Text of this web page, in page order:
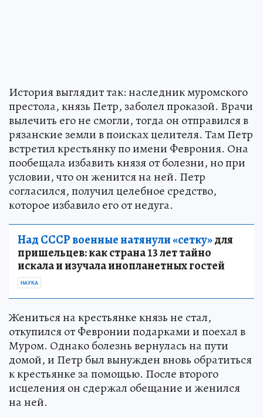
История выглядит так: наследник муромского
престола, князь Петр, заболел проказой. Врачи
вылечить его не смогли, тогда он отправился в
рязанские земли в поисках целителя. Там Петр
встретил крестьянку по имени Феврония. Она
пообещала избавить князя от болезни, но при
условии, что он женится на ней. Петр
согласился, получил целебное средство,
которое избавило его от недуга.
Над СССР военные натянули «сетку»для
пришельцев: как страна 13 лет тайно
искала и изучала инопланетных гостей
НАУКА
Жениться на крестьянке князь не стал,
откупился от Февронии подарками и поехал в
Муром. Однако болезнь вернулась на пути
домой, и Петр был вынужден вновь обратиться
к крестьянке за помощью. После второго
исцеления он сдержал обещание и женился
на ней.